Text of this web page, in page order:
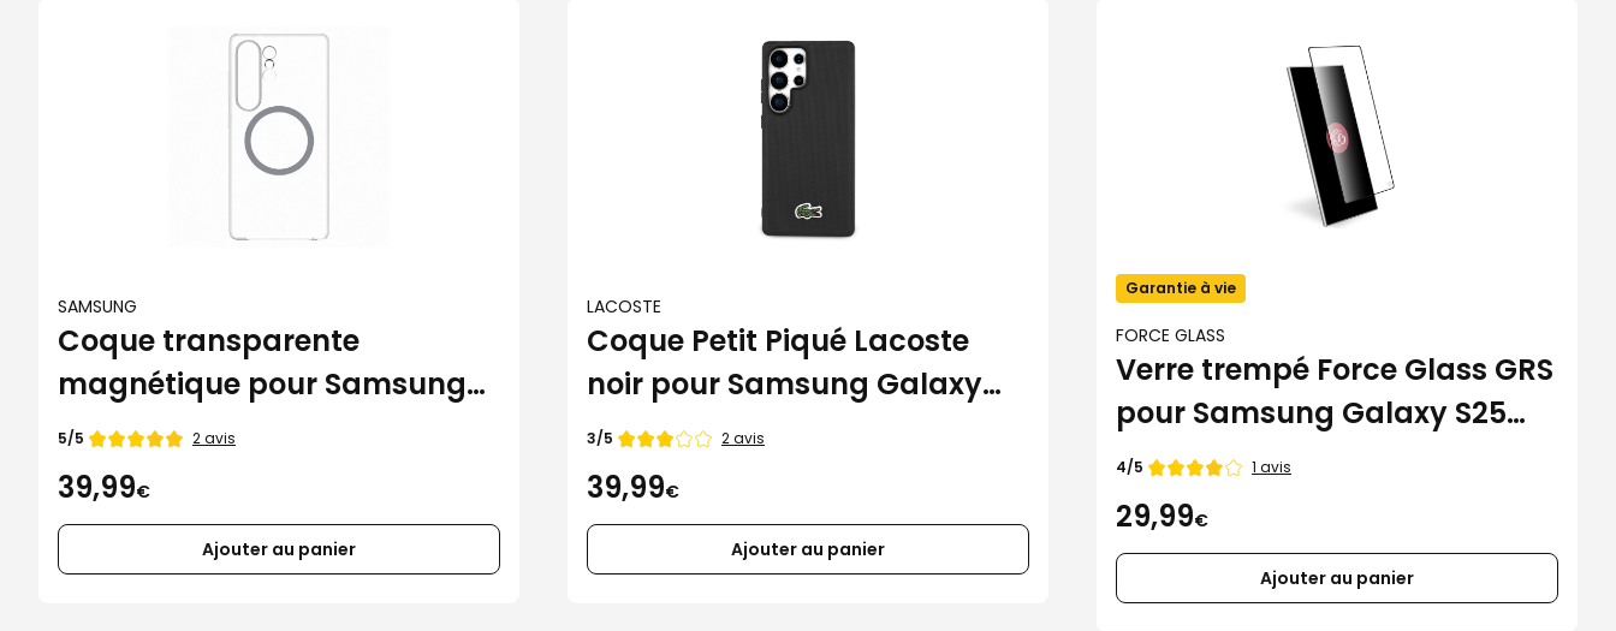
SAMSUNG
Coque transparente
magnétique pour Samsung
Galaxy S25 Ultra
Note
5/5 2 avis
39,99€
Ajouter au panier
LACOSTE
Coque Petit Piqué Lacoste
noir pour Samsung Galaxy
S25 Ultra
Note
3/5 2 avis
39,99€
Ajouter au panier
Garantie à vie
FORCE GLASS
Verre trempé Force Glass GRS
pour Samsung Galaxy S25
Ultra
Note
4/5 1 avis
29,99€
Ajouter au panier